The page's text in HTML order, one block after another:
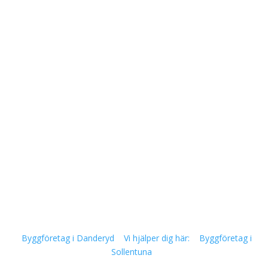
Byggföretag i Danderyd Vi hjälper dig här:
Byggföretag i
Sollentuna